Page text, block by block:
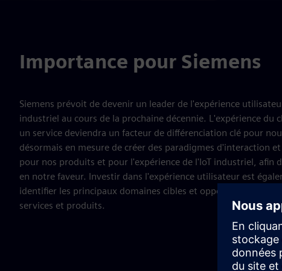
Importance pour Siemens
Siemens prévoit de devenir un leader de l'expérience
industriel au cours de la prochaine décennie. L'expérience du
un service deviendra un facteur de différenciation clé pour
désormais en mesure de créer des paradigmes d'interaction
pour nos produits et pour l'expérience de l'IoT industriel, afin
en notre faveur. Investir dans l'expérience utilisateur est
identifier les principaux domaines cibles et opportunités pour
services et produits.